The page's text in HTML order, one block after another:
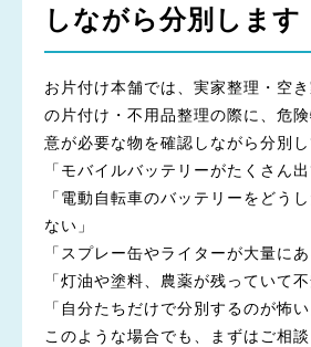
しながら分別します
お片付け本舗では、実家整理・空
の片付け・不用品整理の際に、危
意が必要な物を確認しながら分別し
「モバイルバッテリーがたくさん出
「電動自転車のバッテリーをどう
ない」
「スプレー缶やライターが大量にあ
「灯油や塗料、農薬が残っていて不
「自分たちだけで分別するのが怖い
このような場合でも、まずはご相談